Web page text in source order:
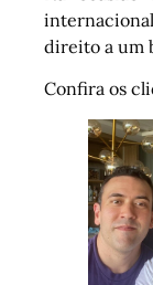
direito a um
Confira os